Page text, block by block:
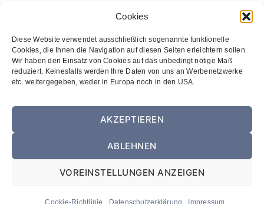
Cookies
Diese Website verwendet ausschließlich sogenannte funktionelle
Cookies, die Ihnen die Navigation auf diesen Seiten erleichtern sollen.
Wir haben den Einsatz von Cookies auf das unbedingt nötige Maß
reduziert. Keinesfalls werden Ihre Daten von uns an Werbenetzwerke
etc. weitergegeben, weder in Europa noch in den USA.
AKZEPTIEREN
ABLEHNEN
VOREINSTELLUNGEN ANZEIGEN
Cookie-Richtlinie Datenschutzerklärung Impressum
Köln, 50667
Veranstaltungsort-Website anzeigen
Chormusik aus drei
Ein großes Geheimnis«